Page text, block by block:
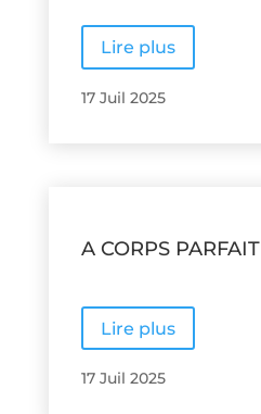
Lire plus
17 Juil 2025
A CORPS PARFAIT
Lire plus
17 Juil 2025